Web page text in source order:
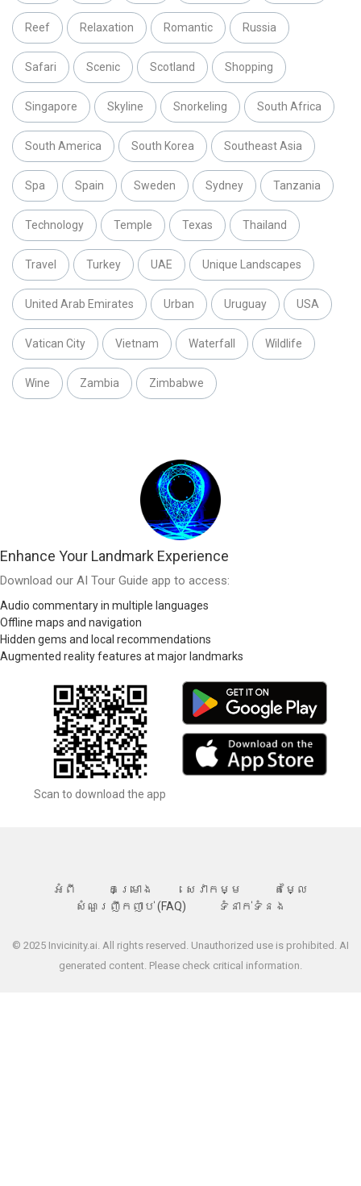
Reef Relaxation Romantic Russia
Safari Scenic Scotland Shopping
Singapore Skyline Snorkeling South Africa
South America South Korea Southeast Asia
Spa Spain Sweden Sydney Tanzania
Technology Temple Texas Thailand
Travel Turkey UAE Unique Landscapes
United Arab Emirates Urban Uruguay USA
Vatican City Vietnam Waterfall Wildlife
Wine Zambia Zimbabwe
Enhance Your Landmark Experience
Download our AI Tour Guide app to access:
Audio commentary in multiple languages
Offline maps and navigation
Hidden gems and local recommendations
Augmented reality features at major landmarks
Scan to download the app
អំពី គម្រោង សេវាកម្ម
តម្លៃ
សំណួរញឹកញាប់ (FAQ)
ទំនាក់ទំនង
© 2025 Invicinity.ai. All rights reserved. Unauthorized use is prohibited. AI
generated content. Please check critical information.